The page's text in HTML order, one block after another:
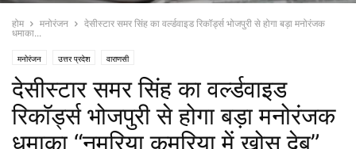
होम मनोरंजन
देसीस्टार समर सिंह का वर्ल्डवाइड रिकॉर्ड्स भोजपुरी से होगा बड़ा मनोरंजक
धमाका...
मनोरंजन उत्तर प्रदेश वाराणसी
देसीस्टार समर सिंह का वर्ल्डवाइड
रिकॉर्ड्स भोजपुरी से होगा बड़ा मनोरंजक
धमाका “नमरिया कमरिया में खोस देब”